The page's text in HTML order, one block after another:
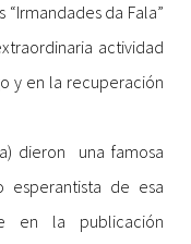
da Fala”
actividad
y en la recuperación
dieron una famosa
de esa
en la publicación